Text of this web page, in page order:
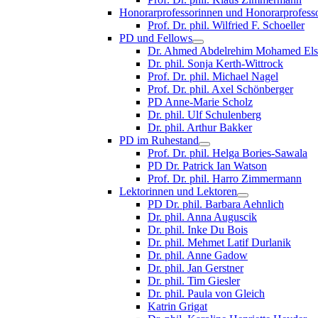
Honorarprofessorinnen und
Prof. Dr. phil. Wilfried F. Schoeller
PD und Fellows
Dr. Ahmed Abdelrehim Mohamed
Dr. phil. Sonja Kerth-Wittrock
Prof. Dr. phil. Michael Nagel
Prof. Dr. phil. Axel Schönberger
PD Anne-Marie Scholz
Dr. phil. Ulf Schulenberg
Dr. phil. Arthur Bakker
PD im Ruhestand
Prof. Dr. phil. Helga Bories-Sawala
PD Dr. Patrick Ian Watson
Prof. Dr. phil. Harro Zimmermann
Lektorinnen und Lektoren
PD Dr. phil. Barbara Aehnlich
Dr. phil. Anna Auguscik
Dr. phil. Inke Du Bois
Dr. phil. Mehmet Latif Durlanik
Dr. phil. Anne Gadow
Dr. phil. Jan Gerstner
Dr. phil. Tim Giesler
Dr. phil. Paula von Gleich
Katrin Grigat